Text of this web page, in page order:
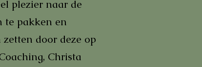
plezier naar de
te pakken en
door deze op
Christa